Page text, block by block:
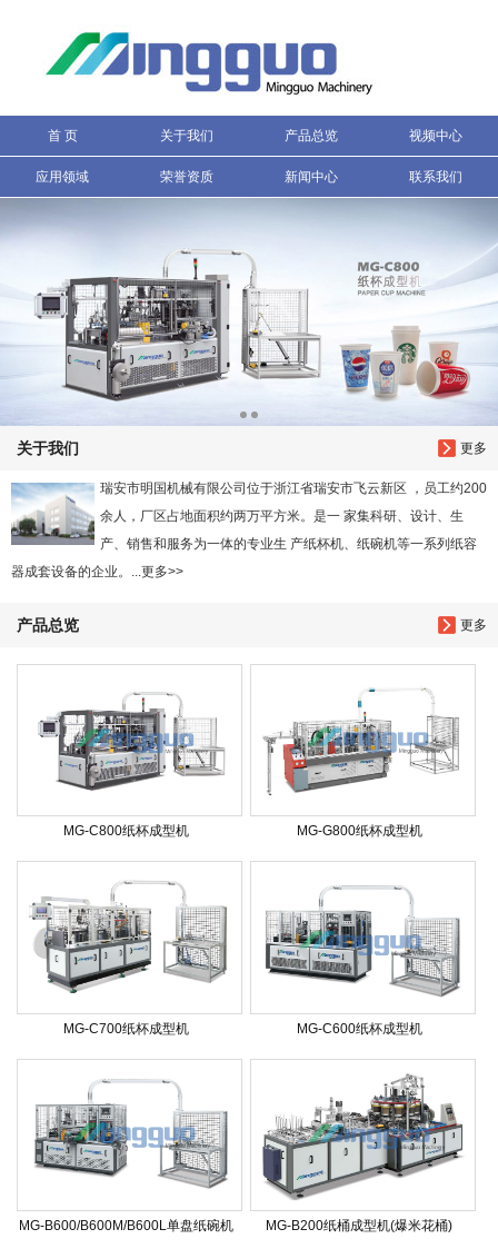
首 页 关于我们 产品总览 视频中心
应用领域 荣誉资质 新闻中心 联系我们
更多
关于我们
瑞安市明国机械有限公司位于浙江省瑞安市飞云新区 ，员工约200
余人，厂区占地面积约两万平方米。是一 家集科研、设计、生
产、销售和服务为一体的专业生 产纸杯机、纸碗机等一系列纸容
器成套设备的企业。...更多>>
更多
产品总览
MG-C800纸杯成型机 MG-G800纸杯成型机
MG-C700纸杯成型机 MG-C600纸杯成型机
MG-B600/B600M/B600L单盘纸碗机 MG-B200纸桶成型机(爆米花桶)
信息搜索
搜索